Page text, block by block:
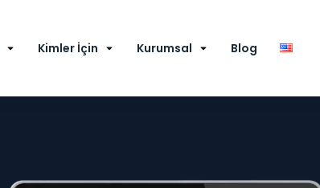
Kimler İçin Kurumsal Blog